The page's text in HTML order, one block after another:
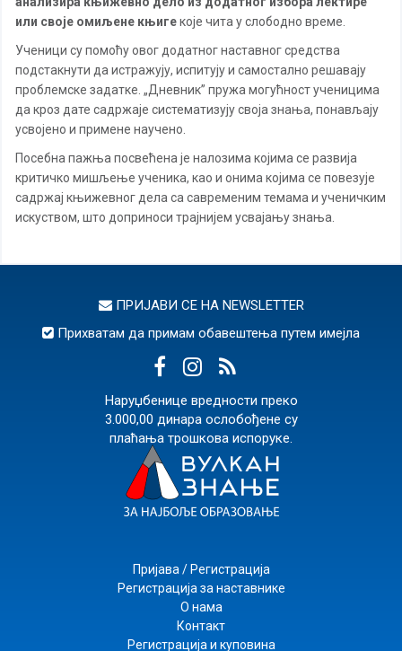
или своје омиљене књигекоје чита у слободно време.
Ученици су помоћу овог додатног наставног средства
подстакнути да истражују, испитују и самостално решавају
проблемске задатке. „Дневник” пружа могућност ученицима
да кроз дате садржаје систематизују своја знања, понављају
усвојено и примене научено.
Посебна пажња посвећена је налозима којима се развија
критичко мишљење ученика, као и онима којима се повезује
садржај књижевног дела са савременим темама и ученичким
искуством, што доприноси трајнијем усвајању знања.
ПРИЈАВИ СЕ НА NEWSLETTER
Прихватам да примам обавештења путем имејла
Наруџбенице вредности преко
3.000,00 динара ослобођене су
плаћања трошкова испоруке.
Пријава / Регистрација
Регистрација за наставнике
О нама
Контакт
Регистрација и куповина